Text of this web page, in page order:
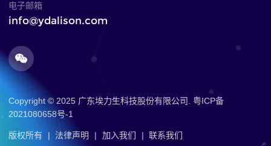
电子邮箱
info@ydalison.com
Copyright © 2025 广东埃力生科技股份有限公司.粤ICP备
2021080658号-1
版权所有 | 法律声明 | 加入我们 | 联系我们